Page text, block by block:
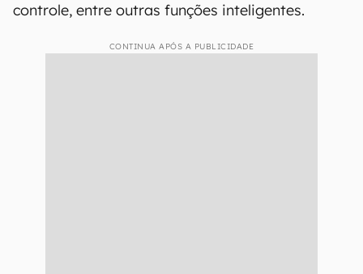
controle, entre outras funções inteligentes.
CONTINUA APÓS A PUBLICIDADE